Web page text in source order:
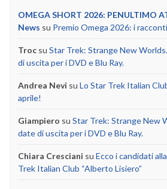
OMEGA SHORT 2026: PENULTIMO
News su Premio Omega 2026: i
Troc su Star Trek: Strange New
di uscita per i DVD e Blu Ray.
Andrea Nevi su Lo Star Trek Italian
aprile!
Giampiero su Star Trek: Strange New
date di uscita per i DVD e Blu Ray.
Chiara Cresciani su Ecco i candidati
Trek Italian Club “Alberto Lisiero”